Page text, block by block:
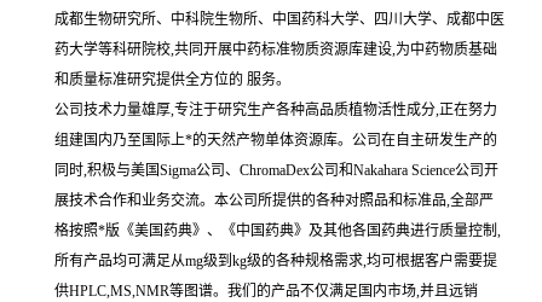
成都生物研究所、中科院生物所、中国药科大学、四川大学、成都中医
药大学等科研院校,共同开展中药标准物质资源库建设,为中药物质基础
和质量标准研究提供全方位的 服务。
公司技术力量雄厚,专注于研究生产各种高品质植物活性成分,正在努力
组建国内乃至国际上*的天然产物单体资源库。公司在自主研发生产的
同时,积极与美国Sigma公司、ChromaDex公司和Nakahara Science公司开
展技术合作和业务交流。本公司所提供的各种对照品和标准品,全部严
格按照*版《美国药典》、《中国药典》及其他各国药典进行质量控制,
所有产品均可满足从mg级到kg级的各种规格需求,均可根据客户需要提
供HPLC,MS,NMR等图谱。我们的产品不仅满足国内市场,并且远销